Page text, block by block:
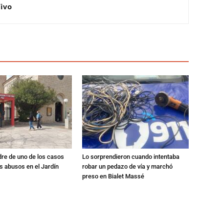
de uno de los casos
abusos en el Jardín
Lo sorprendieron cuando intentaba
robar un pedazo de vía y marchó
preso en Bialet Massé